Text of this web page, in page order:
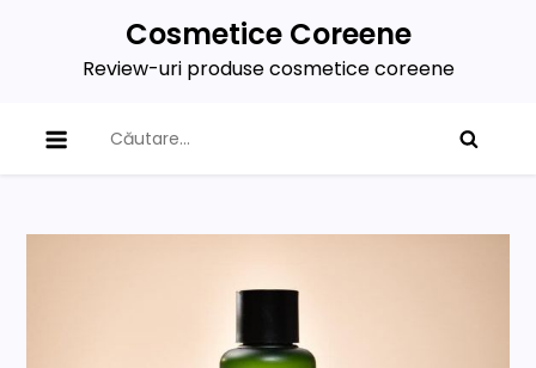
Cosmetice Coreene
Review-uri produse cosmetice coreene
după: